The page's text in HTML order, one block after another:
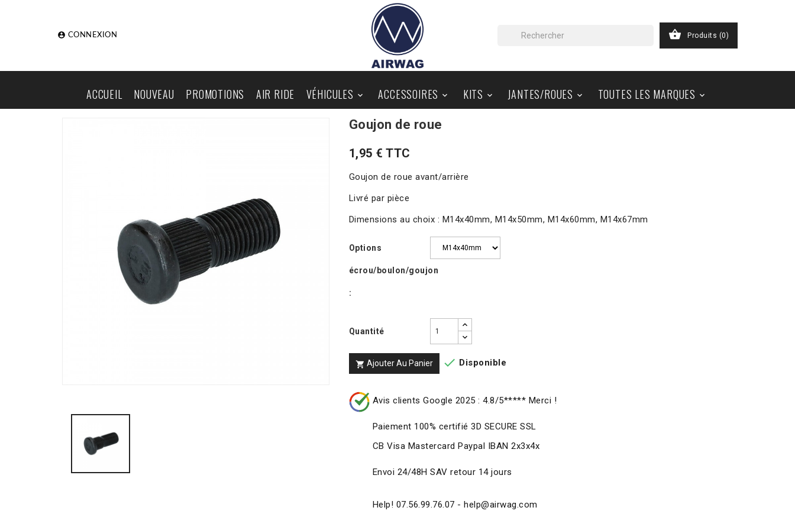
 CONNEXION  Produits (0)
ACCUEIL NOUVEAU PROMOTIONS AIR RIDE 
VÉHICULES 
ACCESSOIRES 
KITS 
JANTES/ROUES 
TOUTES LES MARQUES
PIÈCES AU DÉTAIL BLOG
Goujon de roue
1,95 € TTC
Goujon de roue avant/arrière
Livré par pièce
Dimensions au choix : M14x40mm, M14x50mm, M14x60mm, M14x67mm
Options
écrou/boulon/goujon
:
Quantité
 Ajouter Au Panier  Disponible
Avis clients Google 2025 : 4.8/5***** Merci !
Paiement 100% certifié 3D SECURE SSL
CB Visa Mastercard Paypal IBAN 2x3x4x
Envoi 24/48H SAV retour 14 jours
Help! 07.56.99.76.07 - help@airwag.com